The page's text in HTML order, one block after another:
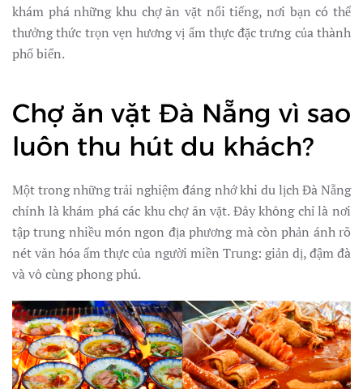
khám phá những khu chợ ăn vặt nổi tiếng, nơi bạn có thể
thưởng thức trọn vẹn hương vị ẩm thực đặc trưng của thành
phố biển.
Chợ ăn vặt Đà Nẵng vì sao
luôn thu hút du khách?
Một trong những trải nghiệm đáng nhớ khi du lịch Đà Nẵng
chính là khám phá các khu chợ ăn vặt. Đây không chỉ là nơi
tập trung nhiều món ngon địa phương mà còn phản ánh rõ
nét văn hóa ẩm thực của người miền Trung: giản dị, đậm đà
và vô cùng phong phú.